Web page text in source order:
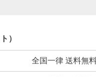
）
全国一律 送料無
クルレンズ 1day 商品一覧を
カ
クトレンズ 1day 商品一覧を